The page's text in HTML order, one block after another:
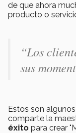
de que ahora
producto o
“Los
sus
Estos son
comparte la
éxito para crear